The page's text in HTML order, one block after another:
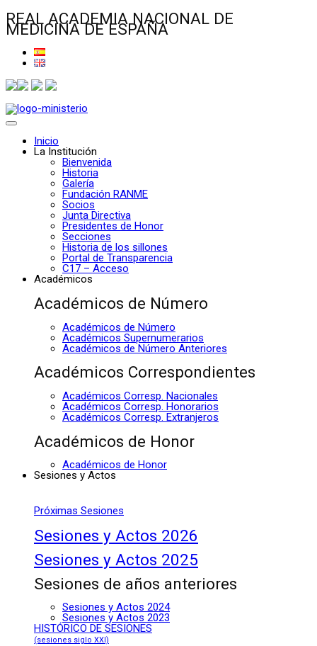
REAL ACADEMIA NACIONAL DE
MEDICINA DE ESPAÑA
Inicio
La Institución
Bienvenida
Historia
Galería
Fundación RANME
Socios
Junta Directiva
Presidentes de Honor
Secciones
Historia de los sillones
Portal de Transparencia
C17 – Acceso
Académicos
Académicos de Número
Académicos de Número
Académicos Supernumerarios
Académicos de Número Anteriores
Académicos Correspondientes
Académicos Corresp. Nacionales
Académicos Corresp. Honorarios
Académicos Corresp. Extranjeros
Académicos de Honor
Académicos de Honor
Sesiones y Actos
Próximas Sesiones
Sesiones y Actos 2026
Sesiones y Actos 2025
Sesiones de años anteriores
Sesiones y Actos 2024
Sesiones y Actos 2023
HISTÓRICO DE SESIONES
(sesiones siglo XXI)